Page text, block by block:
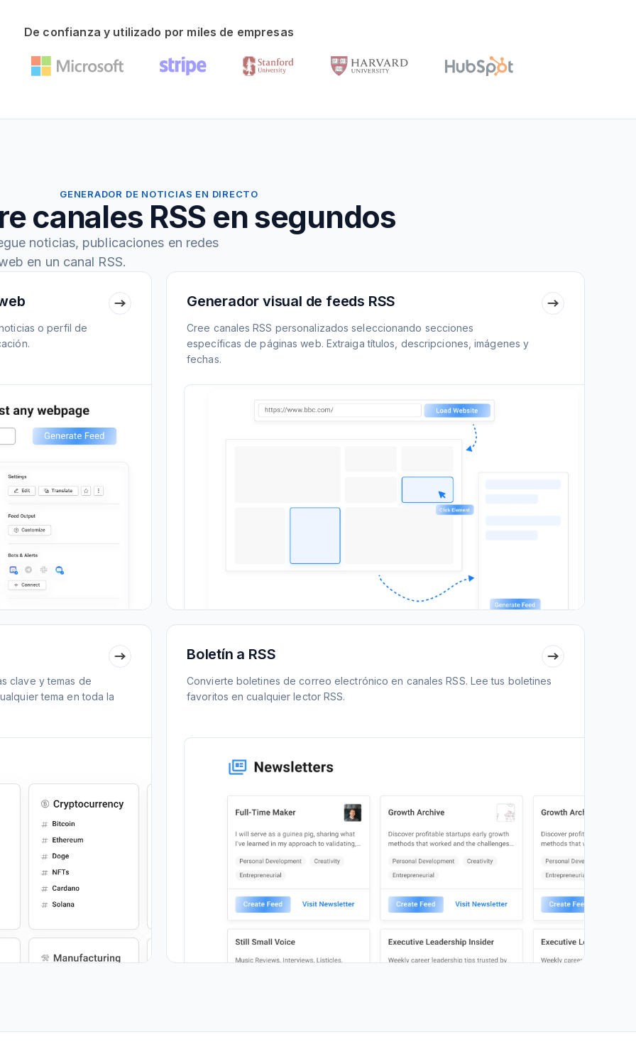
De confianza y utilizado por miles de empresas
GENERADOR DE NOTICIAS EN DIRECTO
canales RSS en segundos
noticias, publicaciones en redes
en un canal RSS.
o perfil de
Generador visual de feeds RSS
Cree canales RSS personalizados seleccionando secciones
específicas de páginas web. Extraiga títulos, descripciones, imágenes y
fechas.
clave y temas de
tema en toda la
Boletín a RSS
Convierte boletines de correo electrónico en canales RSS. Lee tus boletines
favoritos en cualquier lector RSS.